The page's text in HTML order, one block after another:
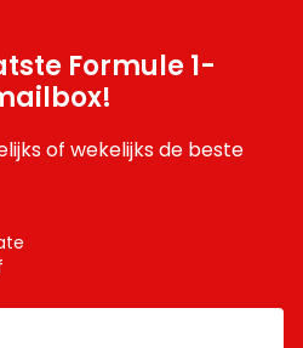
Formule 1-
of wekelijks de beste